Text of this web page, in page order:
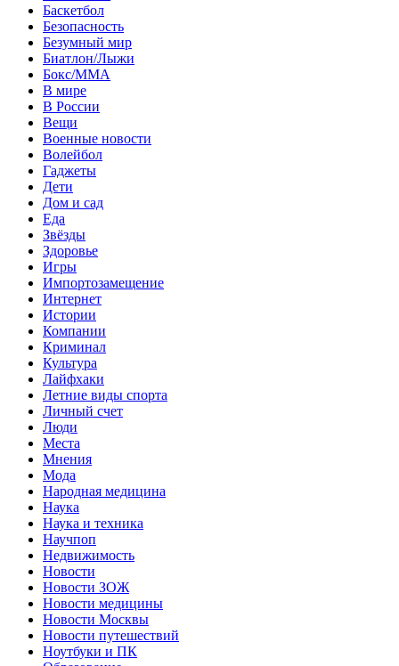
Баскетбол
Безопасность
Безумный мир
Биатлон/Лыжи
Бокс/MMA
В мире
В России
Вещи
Военные новости
Волейбол
Гаджеты
Дети
Дом и сад
Еда
Звёзды
Здоровье
Игры
Импортозамещение
Интернет
Истории
Компании
Криминал
Культура
Лайфхаки
Летние виды спорта
Личный счет
Люди
Места
Мнения
Мода
Народная медицина
Наука
Наука и техника
Научпоп
Недвижимость
Новости
Новости ЗОЖ
Новости медицины
Новости Москвы
Новости путешествий
Ноутбуки и ПК